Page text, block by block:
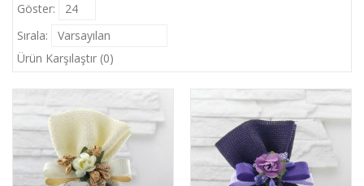
Göster:
24
Sırala:
Varsayılan
Ürün Karşılaştır (0)